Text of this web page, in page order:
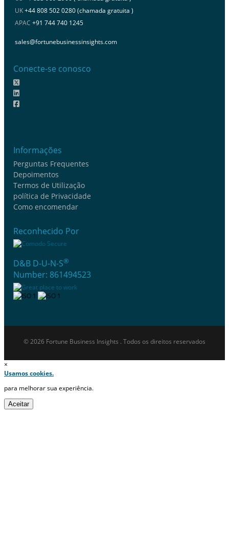
UK+44 808 502 0280 (chamada gratuita )
APAC +91 744 740 1245
sales@fortunebusinessinsights.com
Conecte-se conosco
Informações
Perguntas Frequentes
Depoimentos
Termos de Utilização
política de Privacidade
Como encomendar
Reconhecido Por
D&B D-U-N-S®
Number: 861494523
© 2026 Fortune Business Insights . Todos os direitos reservados
×
Usamos cookies.
para melhorar sua experiência.
Aceitar